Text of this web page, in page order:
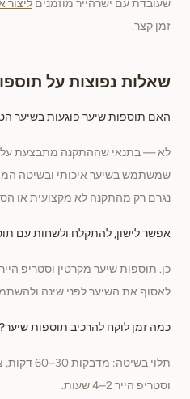
שעובדת עם ישרהייר מוזמנים ליצור
זמן קצר.
שאלות נפוצות על
האם תוספות שיער פוגעות בשיער
לא — בתנאי שההתקנה מתבצעת על
שמשתמש בשיער איכותי ובשיטה
נגרם רק מהתקנה לא מקצועית או
אפשר לישון, להתקלח ולשחות עם
כן. תוספות שיער מקרטין וסטריפ
לאסוף את השיער לפני שינה
כמה זמן לוקח להרכיב תוספות שיער?
תלוי
וסטריפ הייר 2–4 שעות.